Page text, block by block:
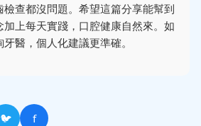
查都沒問題。希望這篇分享能幫到
上每天實踐，口腔健康自然來。如
醫，個人化建議更準確。
🐦 f